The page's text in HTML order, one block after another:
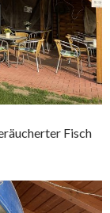
Fisch